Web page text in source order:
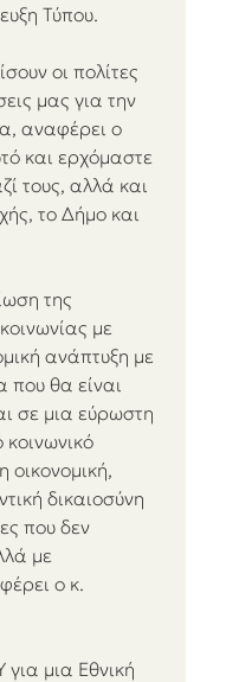
Τύπου.
οι πολίτες
μας για την
αναφέρει ο
και ερχόμαστε
τους, αλλά και
το Δήμο και
της
με
ανάπτυξη με
που θα είναι
σε μια εύρωστη
κοινωνικό
οικονομική,
δικαιοσύνη
που δεν
με
ο κ.
μια Εθνική